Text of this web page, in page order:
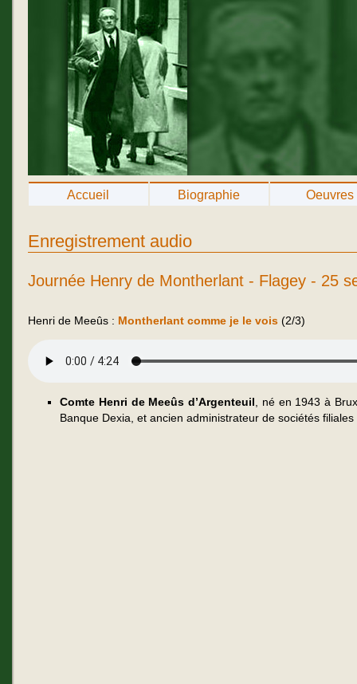
Accueil Biographie Oeuvres
Enregistrement audio
Journée Henry de Montherlant - Flagey - 25
Henri de Meeûs : Montherlant comme je le vois (2/3)
Comte Henri de Meeûs d’Argenteuil , né en 1943 à
Banque Dexia, et ancien administrateur de sociétés